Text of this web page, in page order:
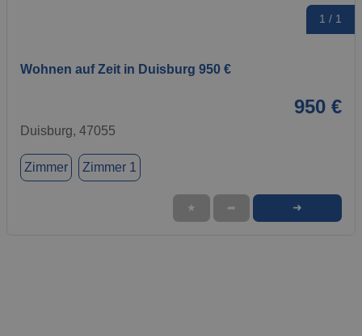
1 / 1
Wohnen auf Zeit in Duisburg 950 €
950 €
Duisburg, 47055
Zimmer Zimmer 1
★ ➦ ➜